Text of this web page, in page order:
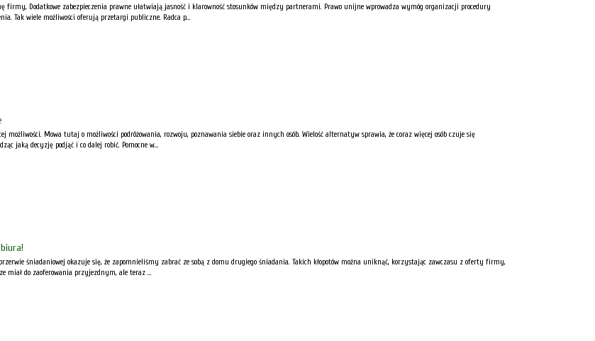
firmy, Dodatkowe zabezpieczenia prawne ułatwiają jasność i klarowność stosunków między partnerami. Prawo unijne wprowadza wymóg organizacji procedury
Tak wiele możliwości oferują przetargi publiczne. Radca p...
możliwości. Mowa tutaj o możliwości podróżowania, rozwoju, poznawania siebie oraz innych osób. Wielość alternatyw sprawia, że coraz więcej osób czuje się
jaką decyzję podjąć i co dalej robić. Pomocne w...
śniadaniowej okazuje się, że zapomnieliśmy zabrać ze sobą z domu drugiego śniadania. Takich kłopotów można uniknąć, korzystając zawczasu z oferty firmy,
miał do zaoferowania przyjezdnym, ale teraz ...